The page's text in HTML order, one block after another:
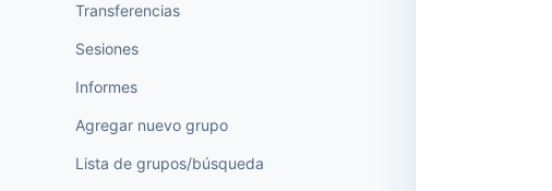
Transferencias
Sesiones
Informes
Agregar nuevo grupo
Lista de grupos/búsqueda